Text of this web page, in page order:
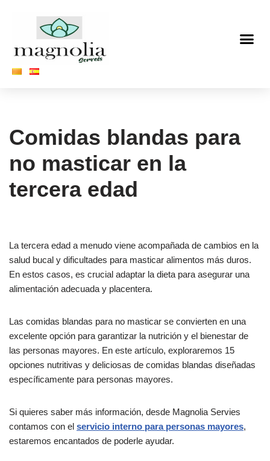
al
contenido
Comidas blandas para
no masticar en la
tercera edad
La tercera edad a menudo viene acompañada de cambios en la
salud bucal y dificultades para masticar alimentos más duros.
En estos casos, es crucial adaptar la dieta para asegurar una
alimentación adecuada y placentera.
Las comidas blandas para no masticar se convierten en una
excelente opción para garantizar la nutrición y el bienestar de
las personas mayores. En este artículo, exploraremos 15
opciones nutritivas y deliciosas de comidas blandas diseñadas
específicamente para personas mayores.
Si quieres saber más información, desde Magnolia Servies
contamos con el servicio interno para personas mayores,
estaremos encantados de poderle ayudar.